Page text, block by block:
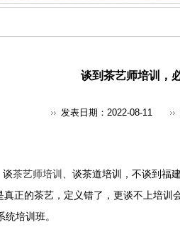
谈到茶艺师培训，
发表日期：2022-08-11
谈茶艺师培训 、谈茶道培训，不谈到福
正的茶艺，定义错了，更谈不上培
培训班。